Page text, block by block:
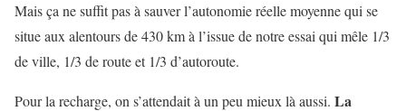
Mais ça ne suffit pas à sauver l’autonomie réelle moyenne qui se
situe aux alentours de 430 km à l’issue de notre essai qui mêle 1/3
de ville, 1/3 de route et 1/3 d’autoroute.
Pour la recharge, on s’attendait à un peu mieux là aussi. La